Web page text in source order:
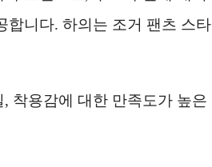
합니다. 하의는 조거 팬츠 스타
착용감에 대한 만족도가 높은